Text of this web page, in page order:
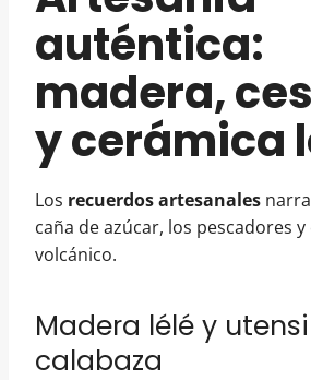
auténtica:
madera,
y cerámica
Los recuerdos artesanales
caña de azúcar, los pescadores
volcánico.
Madera lélé y
calabaza